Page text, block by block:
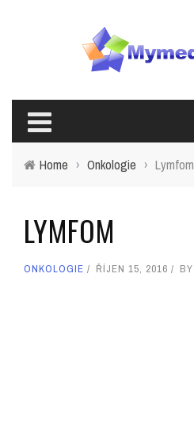
Home › Onkologie › Lymfom
LYMFOM
ONKOLOGIE ŘÍJEN 15, 2016 BY